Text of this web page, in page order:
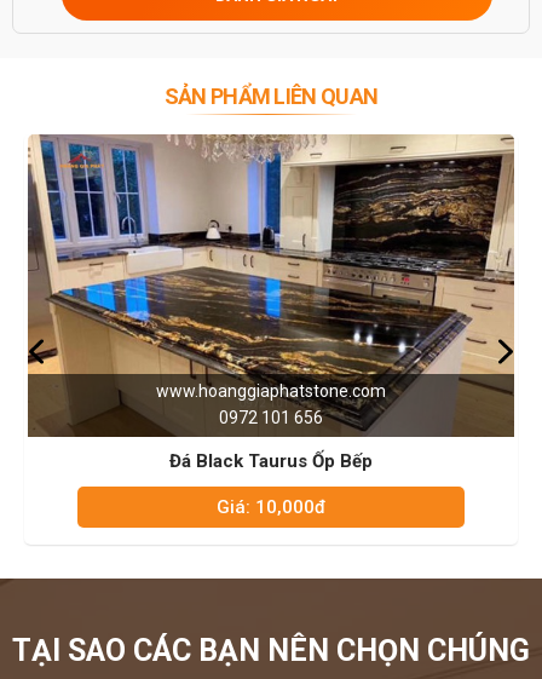
0946916986
SẢN PHẨM LIÊN QUAN
101 656
TẠI SAO CÁC BẠN NÊN CHỌN CHÚNG